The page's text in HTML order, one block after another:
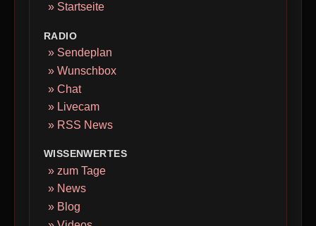
» Startseite
RADIO
» Sendeplan
» Wunschbox
» Chat
» Livecam
» RSS News
WISSENWERTES
» zum Tage
» News
» Blog